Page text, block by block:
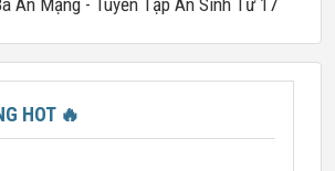
Án Mạng - Tuyển Tập Án Sinh Tử 17
HOT 🔥